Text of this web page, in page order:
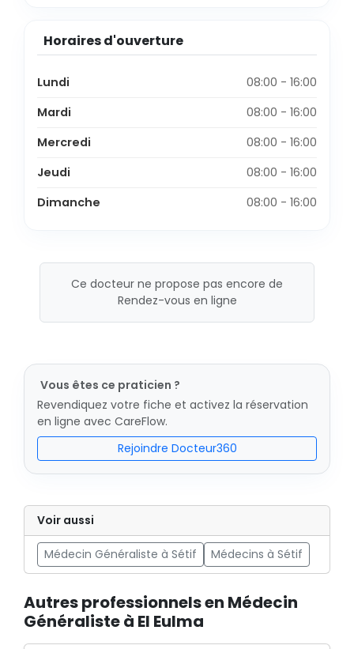
Horaires d'ouverture
Lundi
08:00 - 16:00
Mardi
08:00 - 16:00
Mercredi
08:00 - 16:00
Jeudi
08:00 - 16:00
Dimanche
08:00 - 16:00
Ce docteur ne propose pas encore de
Rendez-vous en ligne
Vous êtes ce praticien ?
Revendiquez votre fiche et activez la réservation
en ligne avec CareFlow.
Rejoindre Docteur360
Voir aussi
Médecin Généraliste à Sétif Médecins à Sétif
Autres professionnels en Médecin
Généraliste à El Eulma